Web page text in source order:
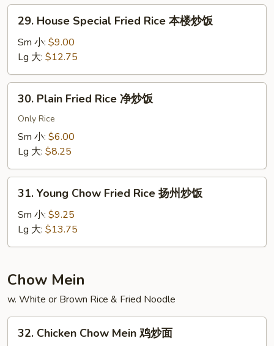
炒
House
Special
Fried
Rice
本
29. House Special Fried Rice 本楼炒饭
Sm 小: $9.00
Lg 大: $12.75
Plain
Fried
Rice
饭
30. Plain Fried Rice 净炒饭
Only Rice
Sm 小: $6.00
Lg 大: $8.25
Young
Chow
Fried
Rice
州
炒
饭
31. Young Chow Fried Rice 扬州炒饭
Sm 小: $9.25
Lg 大: $13.75
Chow Mein
w. White or Brown Rice & Fried Noodle
Chicken
32. Chicken Chow Mein 鸡炒面